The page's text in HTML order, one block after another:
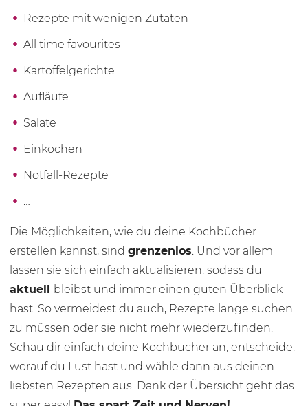
Rezepte mit wenigen Zutaten
All time favourites
Kartoffelgerichte
Aufläufe
Salate
Einkochen
Notfall-Rezepte
…
Die Möglichkeiten, wie du deine Kochbücher
erstellen kannst, sind grenzenlos. Und vor allem
lassen sie sich einfach aktualisieren, sodass du
aktuell bleibst und immer einen guten Überblick
hast. So vermeidest du auch, Rezepte lange suchen
zu müssen oder sie nicht mehr wiederzufinden.
Schau dir einfach deine Kochbücher an, entscheide,
worauf du Lust hast und wähle dann aus deinen
liebsten Rezepten aus. Dank der Übersicht geht das